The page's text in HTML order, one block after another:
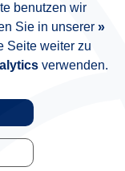
benutzen wir
Sie in unserer
Seite weiter zu
verwenden.